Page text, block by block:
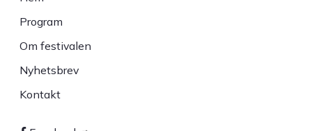
Sidfot
Program
Om festivalen
Nyhetsbrev
Kontakt